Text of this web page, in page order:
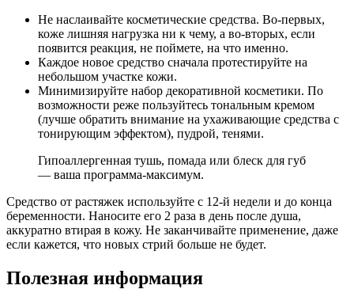
Не наслаивайте косметические средства. Во-первых,
коже лишняя нагрузка ни к чему, а во-вторых, если
появится реакция, не поймете, на что именно.
Каждое новое средство сначала протестируйте на
небольшом участке кожи.
Минимизируйте набор декоративной косметики. По
возможности реже пользуйтесь тональным кремом
(лучше обратить внимание на ухаживающие средства с
тонирующим эффектом), пудрой, тенями.
Гипоаллергенная тушь, помада или блеск для губ
— ваша программа-максимум.
Средство от растяжек используйте с 12-й недели и до конца
беременности. Наносите его 2 раза в день после душа,
аккуратно втирая в кожу. Не заканчивайте применение, даже
если кажется, что новых стрий больше не будет.
Полезная информация